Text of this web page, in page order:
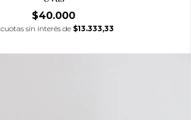
$40.000
cuotas sin interés de $13.333,33